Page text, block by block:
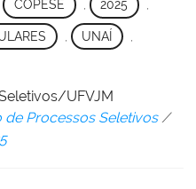
COPESE , 2025 ,
UNAÍ
UFVJM
de Processos Seletivos /